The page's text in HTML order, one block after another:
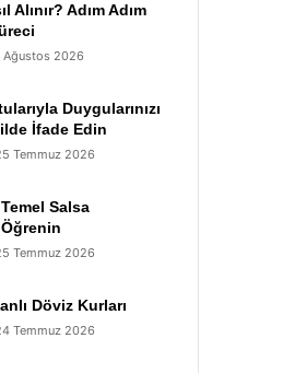
Alınır? Adım Adım
Ağustos 2026
Duygularınızı
İfade Edin
Temmuz 2026
Salsa
Öğrenin
Temmuz 2026
Döviz Kurları
Temmuz 2026